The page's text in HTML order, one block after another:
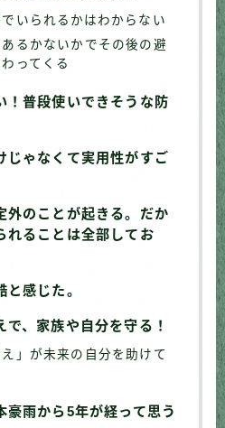
いられるかはわからない
るかないかでその後の避
ってくる
！普段使いできそうな防
じゃなくて実用性がすご
外のことが起きる。だか
れることは全部してお
感じた。
で、家族や自分を守る！
え」が未来の自分を助けて
豪雨から5年が経って思う